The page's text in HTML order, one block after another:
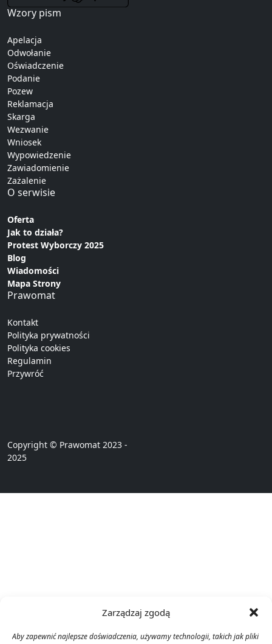
Zarządzaj zgodą
Aby zapewnić najlepsze doświadczenia, używamy technologii, takich jak pliki
Wzory pism
Apelacja
Odwołanie
Oświadczenie
Podanie
Pozew
Reklamacja
Skarga
Wezwanie
Wniosek
Wypowiedzenie
Zawiadomienie
Zażalenie
O serwisie
Oferta
Jak to działa?
Protest Wyborczy 2025
Blog
Wiadomości
Mapa Strony
Prawomat
Kontakt
Polityka prywatności
Polityka cookies
Regulamin
Przywróć
Copyright © Prawomat 2023 -
2025